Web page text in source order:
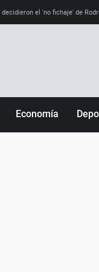
el 'no fichaje' de
Economía